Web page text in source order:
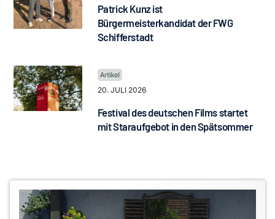
Patrick Kunz ist
Bürgermeisterkandidat der FWG
Schifferstadt
20. JULI 2026
Festival des deutschen Films startet
mit Staraufgebot in den Spätsommer